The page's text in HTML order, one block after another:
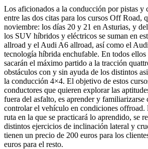
Los aficionados a la conducción por pistas y
entre las dos citas para los cursos Off Road,
noviembre: los días 20 y 21 en Asturias, y
los SUV híbridos y eléctricos se suman en
allroad y el Audi A6 allroad, así como el
tecnología híbrida enchufable. En todos ellos
sacarán el máximo partido a la tracción
obstáculos con y sin ayuda de los distintos
la conducción 4×4. El objetivo de estos
conductores que quieren explorar las
fuera del asfalto, es aprender y familiarizarse
controlar el vehículo en condiciones offroad.
ruta en la que se practicará lo aprendido, se
distintos ejercicios de inclinación lateral y
tienen un precio de 200 euros para los
euros para el resto.